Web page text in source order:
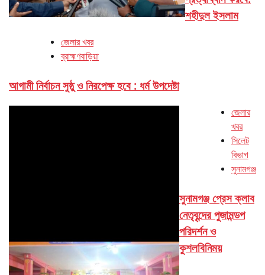
শহীদুল ইসলাম
জেলার খবর
ব্রাহ্মণবাড়িয়া
আগামী নির্বাচন সুষ্ঠু ও নিরপেক্ষ হবে : ধর্ম উপদেষ্টা
জেলার
খবর
সিলেট
বিভাগ
সুনামগঞ্জ
সুনামগঞ্জ প্রেস ক্লাব
নেতৃবৃন্দের পুজামন্ডপ
পরিদর্শন ও
কুশলবিনিময়